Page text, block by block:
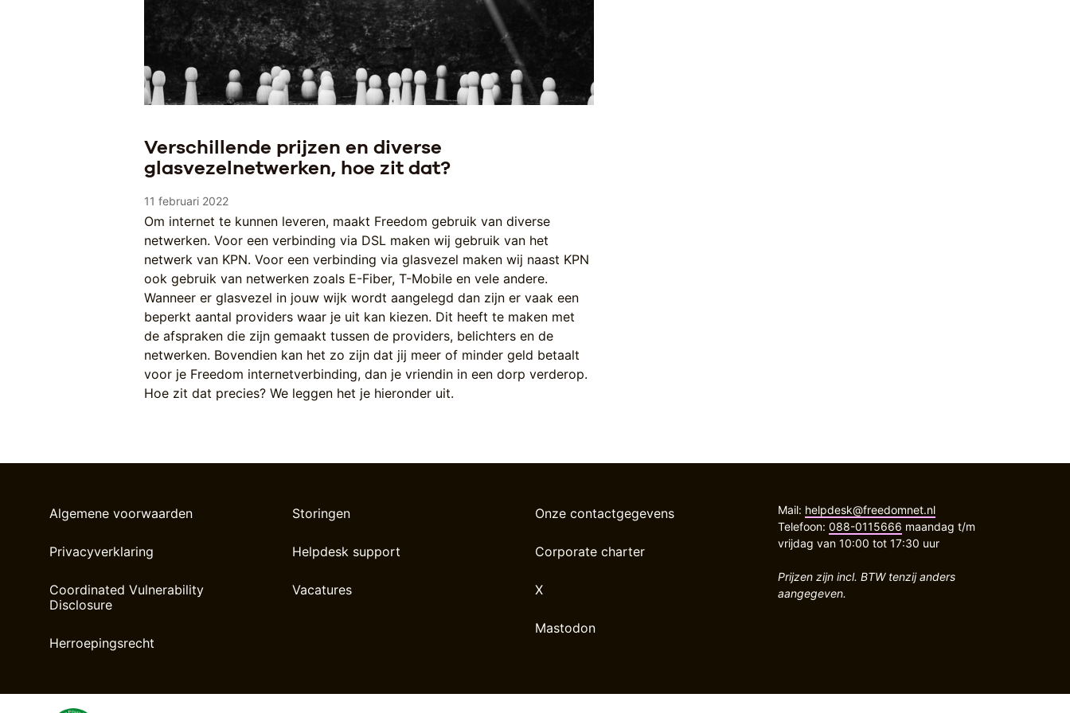
Verschillende prijzen en diverse
glasvezelnetwerken, hoe zit dat?
11 februari 2022
Om internet te kunnen leveren, maakt Freedom gebruik van diverse
netwerken. Voor een verbinding via DSL maken wij gebruik van het
netwerk van KPN. Voor een verbinding via glasvezel maken wij naast KPN
ook gebruik van netwerken zoals E-Fiber, T-Mobile en vele andere.
Wanneer er glasvezel in jouw wijk wordt aangelegd dan zijn er vaak een
beperkt aantal providers waar je uit kan kiezen. Dit heeft te maken met
de afspraken die zijn gemaakt tussen de providers, belichters en de
netwerken. Bovendien kan het zo zijn dat jij meer of minder geld betaalt
voor je Freedom internetverbinding, dan je vriendin in een dorp verderop.
Hoe zit dat precies? We leggen het je hieronder uit.
Mail: helpdesk@freedomnet.nl
Telefoon: 088-0115666 maandag t/m
vrijdag van 10:00 tot 17:30 uur
Prijzen zijn incl. BTW tenzij anders
aangegeven.
Algemene voorwaarden
Privacyverklaring
Coordinated Vulnerability
Disclosure
Herroepingsrecht
Storingen
Helpdesk support
Vacatures
Onze contactgegevens
Corporate charter
X
Mastodon